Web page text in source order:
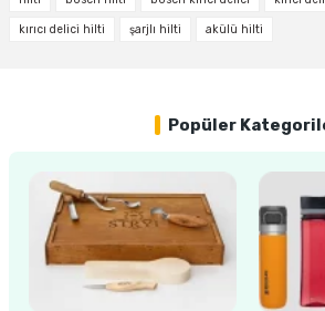
kırıcı delici hilti şarjlı hilti akülü hilti
Popüler